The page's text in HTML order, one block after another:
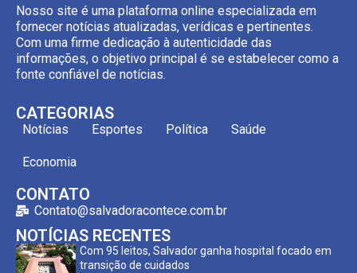
Nosso site é uma plataforma online especializada em
fornecer notícias atualizadas, verídicas e pertinentes.
Com uma firme dedicação à autenticidade das
informações, o objetivo principal é se estabelecer como a
fonte confiável de notícias.
CATEGORIAS
Notícias Esportes Política Saúde
Economia
CONTATO
Contato@salvadoracontece.com.br
NOTÍCIAS RECENTES
Com 95 leitos, Salvador ganha hospital focado em
transição de cuidados